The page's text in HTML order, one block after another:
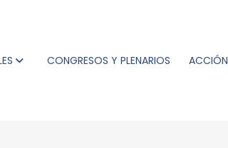
CONGRESOS Y PLENARIOS